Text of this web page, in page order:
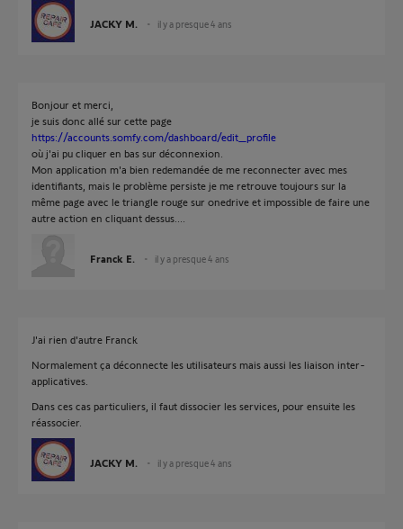
JACKY M. il y a presque 4 ans
Bonjour et merci,
je suis donc allé sur cette page
https://accounts.somfy.com/dashboard/edit_profile
où j'ai pu cliquer en bas sur déconnexion.
Mon application m'a bien redemandée de me reconnecter avec mes
identifiants, mais le problème persiste je me retrouve toujours sur la
même page avec le triangle rouge sur onedrive et impossible de faire une
autre action en cliquant dessus....
Franck E. il y a presque 4 ans
J'ai rien d'autre Franck
Normalement ça déconnecte les utilisateurs mais aussi les liaison inter-
applicatives.
Dans ces cas particuliers, il faut dissocier les services, pour ensuite les
réassocier.
JACKY M. il y a presque 4 ans